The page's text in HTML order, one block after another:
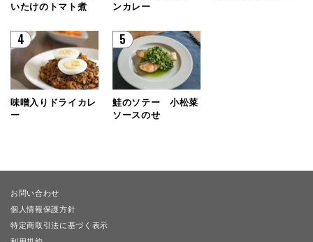
いたけのトマト煮
ンカレー
4
味噌入りドライカレ
ー
5
鮭のソテー 小松菜
ソースのせ
お問い合わせ
個人情報保護方針
特定商取引法に基づく表示